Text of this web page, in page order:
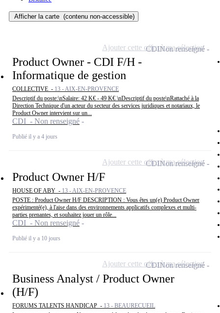
Afficher la carte (contenu non-accessible)
Product Owner - CDI F/H -
Informatique de gestion
COLLECTIVE - 13 - AIX-EN-PROVENCE
Descriptif du poste:\nSalaire: 42 K€ - 49 K€ \nDescriptif du poste\nRattaché à la
Direction Technique d'un acteur du secteur des services juridiques et notariaux, le
Product Owner intervient sur un...
CDI - Non renseigné
Publié il y a 4 jours
CDINon renseigné
Ajouter cette offre à ma sélection
Product Owner H/F
HOUSE OF ABY - 13 - AIX-EN-PROVENCE
POSTE : Product Owner H/F DESCRIPTION : Vous êtes un(e) Product Owner
expérimenté(e), à l'aise dans des environnements applicatifs complexes et multi-
parties prenantes, et souhaitez jouer un rôle...
CDI - Non renseigné
Publié il y a 10 jours
CDINon renseigné
Ajouter cette offre à ma sélection
Business Analyst / Product Owner
(H/F)
FORUMS TALENTS HANDICAP - 13 - BEAURECUEIL
CDINon renseigné
Ajouter cette offre à ma sélection